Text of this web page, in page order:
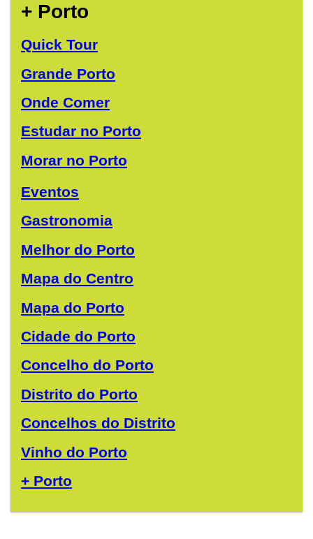
+ Porto
Quick Tour
Grande Porto
Onde Comer
Estudar no Porto
Morar no Porto
Eventos
Gastronomia
Melhor do Porto
Mapa do Centro
Mapa do Porto
Cidade do Porto
Concelho do Porto
Distrito do Porto
Concelhos do Distrito
Vinho do Porto
+ Porto